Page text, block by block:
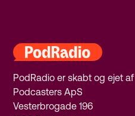
PodRadio er skabt og ejet af
Podcasters ApS
Vesterbrogade 196